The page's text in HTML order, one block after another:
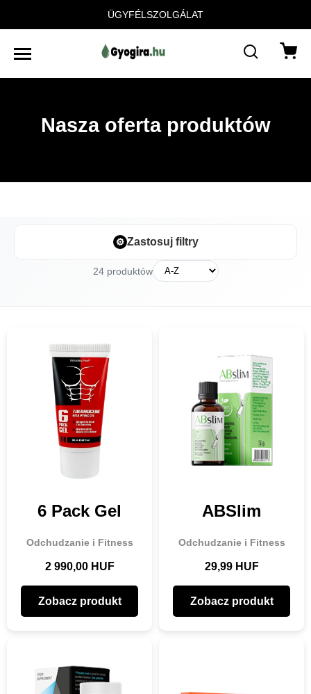
ÜGYFÉLSZOLGÁLAT
Nasza oferta produktów
⚙Zastosuj filtry
24 produktów
6 Pack Gel
Odchudzanie i Fitness
2 990,00 HUF
Zobacz produkt
ABSlim
Odchudzanie i Fitness
29,99 HUF
Zobacz produkt